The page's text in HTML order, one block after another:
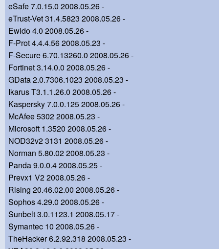
eSafe 7.0.15.0 2008.05.26 -
eTrust-Vet 31.4.5823 2008.05.26 -
Ewido 4.0 2008.05.26 -
F-Prot 4.4.4.56 2008.05.23 -
F-Secure 6.70.13260.0 2008.05.26 -
Fortinet 3.14.0.0 2008.05.26 -
GData 2.0.7306.1023 2008.05.23 -
Ikarus T3.1.1.26.0 2008.05.26 -
Kaspersky 7.0.0.125 2008.05.26 -
McAfee 5302 2008.05.23 -
Microsoft 1.3520 2008.05.26 -
NOD32v2 3131 2008.05.26 -
Norman 5.80.02 2008.05.23 -
Panda 9.0.0.4 2008.05.25 -
Prevx1 V2 2008.05.26 -
Rising 20.46.02.00 2008.05.26 -
Sophos 4.29.0 2008.05.26 -
Sunbelt 3.0.1123.1 2008.05.17 -
Symantec 10 2008.05.26 -
TheHacker 6.2.92.318 2008.05.23 -